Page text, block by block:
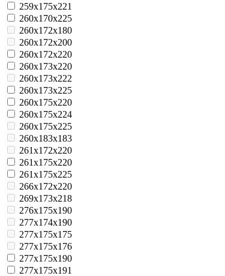
259x175x221
260x170x225
260x172x180
260x172x200
260x172x220
260x173x220
260x173x222
260x173x225
260x175x220
260x175x224
260x175x225
260x183x183
261x172x220
261x175x220
261x175x225
266x172x220
269x173x218
276x175x190
277x174x190
277x175x175
277x175x176
277x175x190
277x175x191